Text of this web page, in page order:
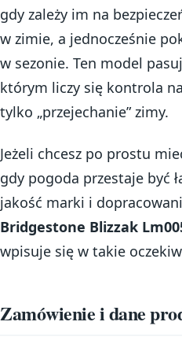
gdy zależy im na
w zimie, a jednocześnie
w sezonie. Ten model
którym liczy się kontrola
tylko „przejechanie” zimy.
Jeżeli chcesz po prostu
gdy pogoda przestaje być
jakość marki i
Bridgestone Blizzak
wpisuje się w takie
Zamówienie i dane